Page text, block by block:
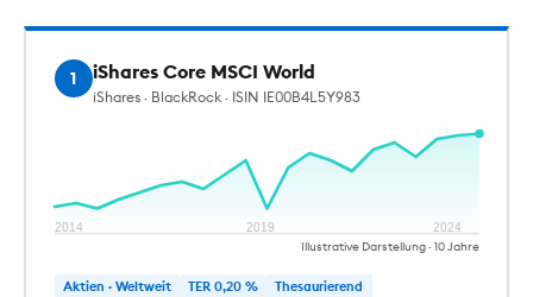
1 iShares Core MSCI World
iShares · BlackRock · ISIN IE00B4L5Y983
2014 2019 2024
Illustrative Darstellung · 10 Jahre
Aktien · Weltweit TER 0,20 %
Thesaurierend